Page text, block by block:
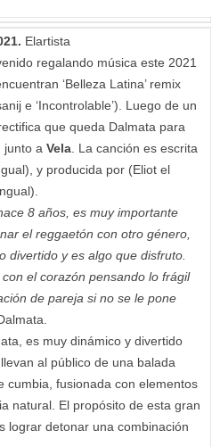
Elartista
regalando música este 2021
‘Belleza Latina’ remix
e ‘Incontrolable’). Luego de un
que queda Dalmata para
junto a Vela . La canción es escrita
y producida por (Eliot el
8 años, es muy importante
el reggaetón con otro género,
divertido y es algo que disfruto.
el corazón pensando lo frágil
de pareja si no se le pone
es muy dinámico y divertido
al público de una balada
cumbia, fusionada con elementos
natural. El propósito de esta gran
lograr detonar una combinación